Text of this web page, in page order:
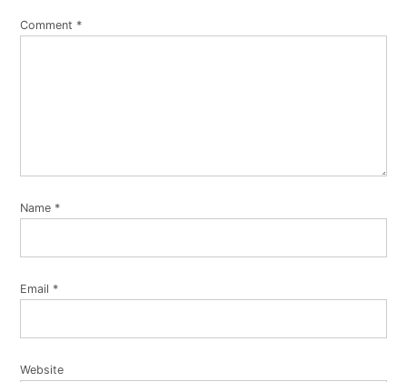
Comment *
Name *
Email *
Website